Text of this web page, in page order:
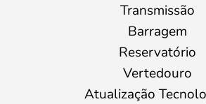
Transmissão
Barragem
Reservatório
Vertedouro
Atualização